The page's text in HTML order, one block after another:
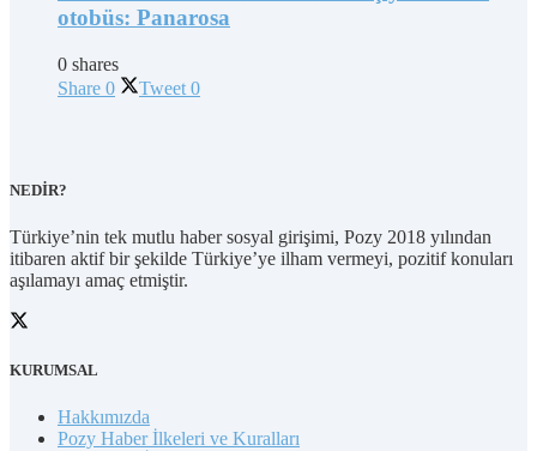
otobüs: Panarosa
0 shares
Share 0 Tweet 0
NEDİR?
Türkiye’nin tek mutlu haber sosyal girişimi, Pozy 2018 yılından
itibaren aktif bir şekilde Türkiye’ye ilham vermeyi, pozitif konuları
aşılamayı amaç etmiştir.
KURUMSAL
Hakkımızda
Pozy Haber İlkeleri ve Kuralları